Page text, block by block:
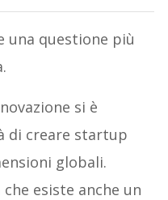
una questione più
si è
di creare startup
globali.
esiste anche un